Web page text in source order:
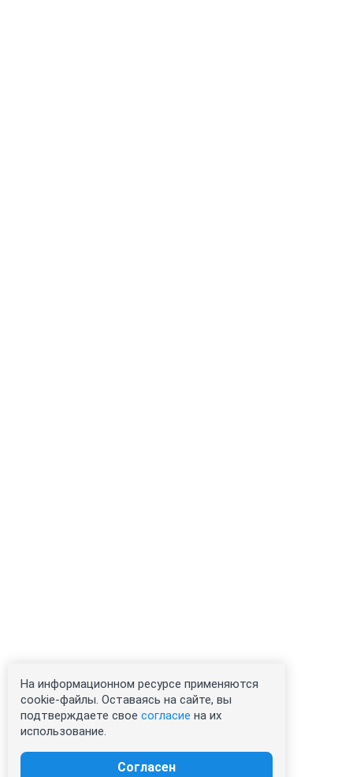
На информационном ресурсе применяются
cookie-файлы. Оставаясь на сайте, вы
подтверждаете свое согласие на их
использование.
Согласен